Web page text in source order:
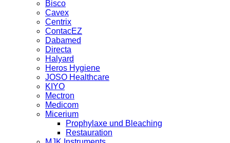
Bisco
Cavex
Centrix
ContacEZ
Dabamed
Directa
Halyard
Heros Hygiene
JOSO Healthcare
KIYO
Mectron
Medicom
Micerium
Prophylaxe und Bleaching
Restauration